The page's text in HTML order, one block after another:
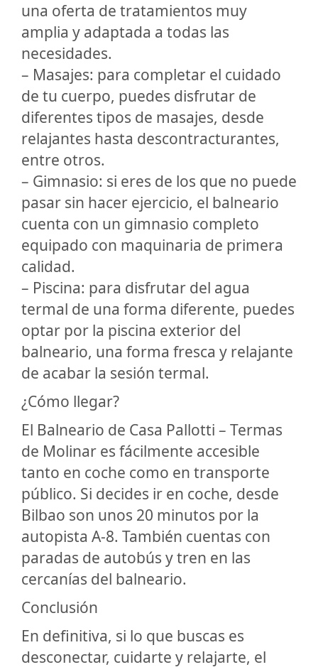
una oferta de tratamientos muy
amplia y adaptada a todas las
necesidades.
– Masajes: para completar el cuidado
de tu cuerpo, puedes disfrutar de
diferentes tipos de masajes, desde
relajantes hasta descontracturantes,
entre otros.
– Gimnasio: si eres de los que no puede
pasar sin hacer ejercicio, el balneario
cuenta con un gimnasio completo
equipado con maquinaria de primera
calidad.
– Piscina: para disfrutar del agua
termal de una forma diferente, puedes
optar por la piscina exterior del
balneario, una forma fresca y relajante
de acabar la sesión termal.
¿Cómo llegar?
El Balneario de Casa Pallotti – Termas
de Molinar es fácilmente accesible
tanto en coche como en transporte
público. Si decides ir en coche, desde
Bilbao son unos 20 minutos por la
autopista A-8. También cuentas con
paradas de autobús y tren en las
cercanías del balneario.
Conclusión
En definitiva, si lo que buscas es
desconectar, cuidarte y relajarte, el